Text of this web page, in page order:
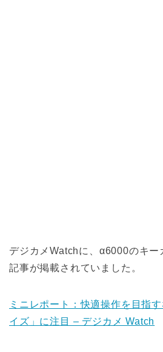
デジカメWatchに、α6000のキー
記事が掲載されていました。
ミニレポート：快適操作を目指
イズ」に注目 – デジカメ Watch